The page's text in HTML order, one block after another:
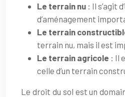
Le terrain nu : Il s’agit
d’aménagement
Le terrain
terrain nu, mais il est
Le terrain agricole : Il
celle d’un terrain
Le droit du sol est un